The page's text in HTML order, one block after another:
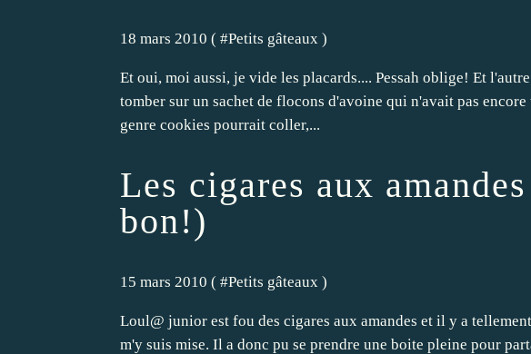
18 mars 2010 ( #Petits gâteaux )
Et oui, moi aussi, je vide les placards.... Pessah oblige! Et
tomber sur un sachet de flocons d'avoine qui n'avait pas
genre cookies pourrait coller,...
Les cigares aux
bon!)
15 mars 2010 ( #Petits gâteaux )
Loul@ junior est fou des cigares aux amandes et il y a
m'y suis mise. Il a donc pu se prendre une boite pleine pour